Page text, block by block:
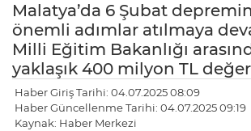
Malatya’da 6 Şubat
önemli adımlar atılmaya
Milli Eğitim Bakanlığı
yaklaşık 400 milyon TL
Haber Giriş Tarihi: 04.07.2025 08:09
Haber Güncellenme Tarihi: 04.07.2025 09:19
Kaynak: Haber Merkezi